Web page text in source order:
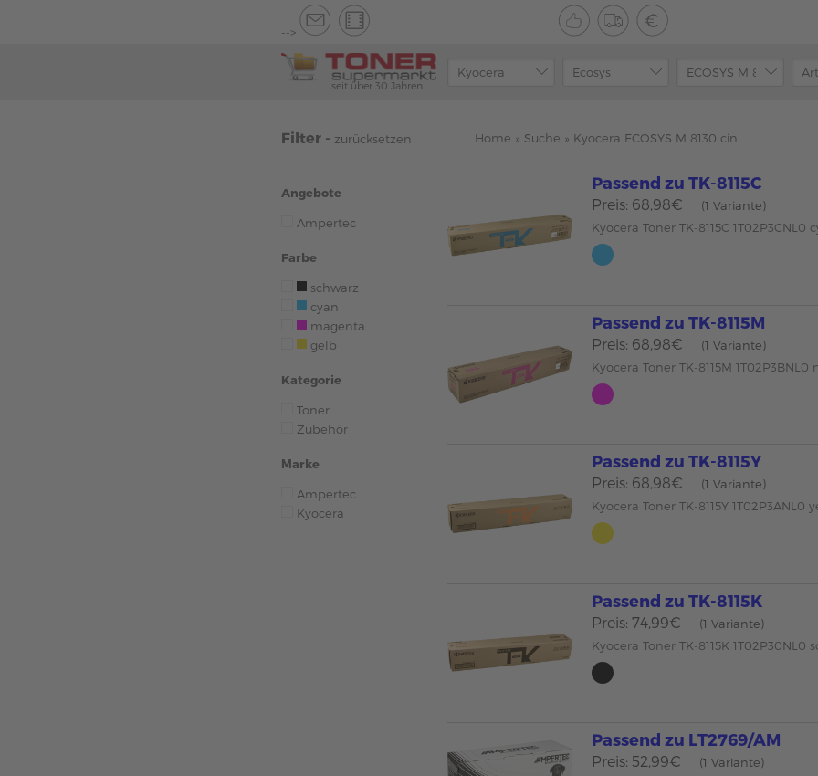
-->
seit über 30 Jahren
Filter - zurücksetzen
Angebote
Ampertec
Farbe
schwarz
cyan
magenta
gelb
Kategorie
Toner
Zubehör
Marke
Ampertec
Kyocera
Home » Suche » Kyocera ECOSYS M 8130 cin
Passend zu TK-8115C
Preis: 68,98€
(1 Variante)
Kyocera Toner TK-8115C 1T02P3CNL0
Passend zu TK-8115M
Preis: 68,98€
(1 Variante)
Kyocera Toner TK-8115M 1T02P3BNL0
Passend zu TK-8115Y
Preis: 68,98€
(1 Variante)
Kyocera Toner TK-8115Y 1T02P3ANL0
Passend zu TK-8115K
Preis: 74,99€
(1 Variante)
Kyocera Toner TK-8115K 1T02P30NL0
Passend zu LT2769/AM
Preis: 52,99€
(1 Variante)